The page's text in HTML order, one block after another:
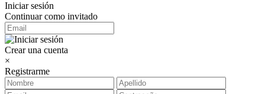
Iniciar sesión
Continuar como invitado
Crear una cuenta
×
Registrarme